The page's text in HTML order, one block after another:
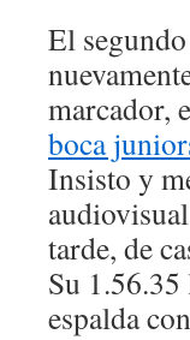
El
marcador,
boca
Insisto y
tarde, de
Su
espalda